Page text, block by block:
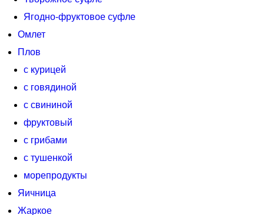
Ягодно-фруктовое суфле
Омлет
Плов
с курицей
с говядиной
с свининой
фруктовый
с грибами
с тушенкой
морепродукты
Яичница
Жаркое